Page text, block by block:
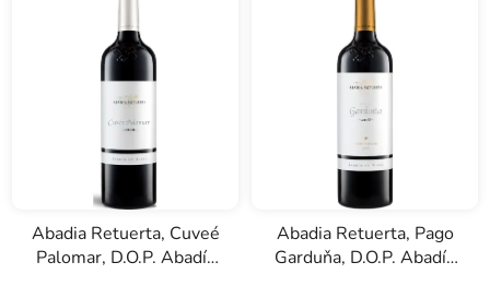
Abadia Retuerta, Cuveé
Palomar, D.O.P. Abadía
Abadia Retuerta, Pago
Garduňa, D.O.P. Abadía